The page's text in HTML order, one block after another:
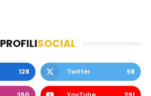
PROFILISOCIAL
128 Twitter 58